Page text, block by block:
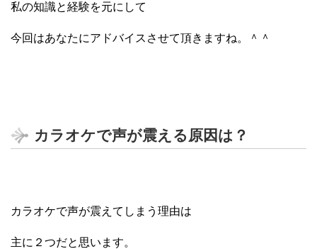
私の知識と経験を元にして
今回はあなたにアドバイスさせて頂きますね。＾＾
カラオケで声が震える原因は？
カラオケで声が震えてしまう理由は
主に２つだと思います。